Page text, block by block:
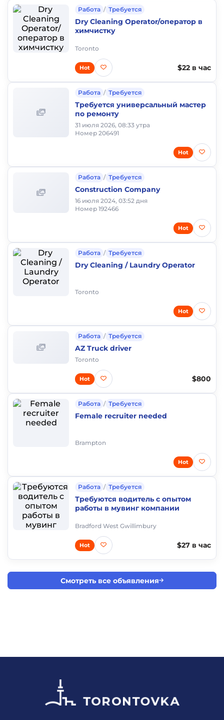
Работа / Требуется
Dry Cleaning Operator/оператор в
химчистку
Toronto
$22 в час
Hot
Работа / Требуется
Требуется универсальный мастер
по ремонту
31 июля 2026, 08:33 утра
Номер 206491
Hot
Работа / Требуется
Construction Company
16 июля 2024, 03:52 дня
Номер 192466
Hot
Работа / Требуется
Dry Cleaning / Laundry Operator
Toronto
Hot
Работа / Требуется
AZ Truck driver
Toronto
$800
Hot
Работа / Требуется
Female recruiter needed
Brampton
Hot
Работа / Требуется
Требуются водитель с опытом
работы в мувинг компании
Bradford West Gwillimbury
$27 в час
Hot
Смотреть все объявления